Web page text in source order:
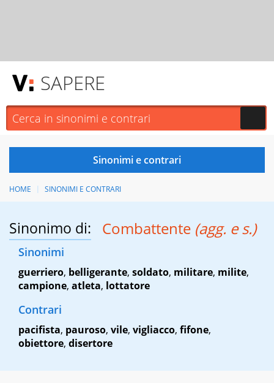
SAPERE
HOME SINONIMI E CONTRARI
Sinonimo di: Combattente (agg. e s.)
Sinonimi
guerriero, belligerante, soldato, militare, milite,
campione, atleta, lottatore
Contrari
pacifista, pauroso, vile, vigliacco, fifone,
obiettore, disertore